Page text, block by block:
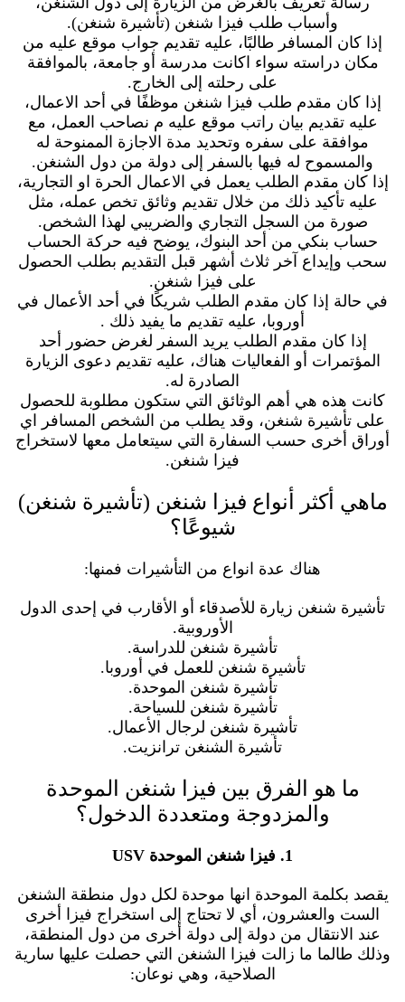
وأسباب طلب فيزا شنغن (تأشيرة شنغن).
إذا كان المسافر طالبًا، عليه تقديم جواب موقع عليه من
مكان دراسته سواء اكانت مدرسة أو جامعة، بالموافقة
على رحلته إلى الخارج.
إذا كان مقدم طلب فيزا شنغن موظفًا في أحد الاعمال،
عليه تقديم بيان راتب موقع عليه م نصاحب العمل، مع
موافقة على سفره وتحديد مدة الاجازة الممنوحة له
والمسموح له فيها بالسفر إلى دولة من دول الشنغن.
إذا كان مقدم الطلب يعمل في الاعمال الحرة او التجارية،
عليه تأكيد ذلك من خلال تقديم وثائق تخص عمله، مثل
صورة من السجل التجاري والضريبي لهذا الشخص.
حساب بنكي من أحد البنوك، يوضح فيه حركة الحساب
سحب وإيداع آخر ثلاث أشهر قبل التقديم بطلب الحصول
على فيزا شنغن.
في حالة إذا كان مقدم الطلب شريكًا في أحد الأعمال في
أوروبا، عليه تقديم ما يفيد ذلك .
إذا كان مقدم الطلب يريد السفر لغرض حضور أحد
المؤتمرات أو الفعاليات هناك، عليه تقديم دعوى الزيارة
الصادرة له.
كانت هذه هي أهم الوثائق التي ستكون مطلوبة للحصول
على تأشيرة شنغن، وقد يطلب من الشخص المسافر اي
أوراق أخرى حسب السفارة التي سيتعامل معها لاستخراج
فيزا شنغن.
ماهي أكثر أنواع فيزا شنغن (تأشيرة شنغن)
شيوعًا؟
هناك عدة انواع من التأشيرات فمنها:
تأشيرة شنغن زيارة للأصدقاء أو الأقارب في إحدى الدول
الأوروبية.
تأشيرة شنغن للدراسة.
تأشيرة شنغن للعمل في أوروبا.
تأشيرة شنغن الموحدة.
تأشيرة شنغن للسياحة.
تأشيرة شنغن لرجال الأعمال.
تأشيرة الشنغن ترانزيت.
ما هو الفرق بين فيزا شنغن الموحدة
والمزدوجة ومتعددة الدخول؟
1. فيزا شنغن الموحدة USV
يقصد بكلمة الموحدة انها موحدة لكل دول منطقة الشنغن
الست والعشرون، أي لا تحتاج إلى استخراج فيزا أخرى
عند الانتقال من دولة إلى دولة أخرى من دول المنطقة،
وذلك طالما ما زالت فيزا الشنغن التي حصلت عليها سارية
الصلاحية، وهي نوعان: